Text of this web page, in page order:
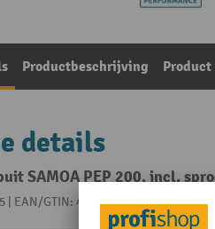
Productbeschrijving
details
SAMOA PEP 200, incl.
EAN/GTIN: 4024937112113Uit de